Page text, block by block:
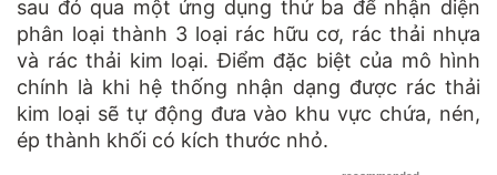
sau đó qua một ứng dụng thứ ba để nhận diện
phân loại thành 3 loại rác hữu cơ, rác thải nhựa
và rác thải kim loại. Điểm đặc biệt của mô hình
chính là khi hệ thống nhận dạng được rác thải
kim loại sẽ tự động đưa vào khu vực chứa, nén,
ép thành khối có kích thước nhỏ.